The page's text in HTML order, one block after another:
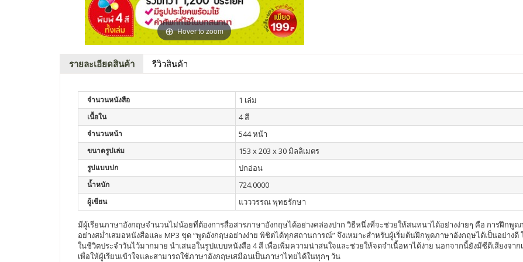
Hover to zoom
รายละเอียดสินค้า รีวิวสินค้า
จำนวนหนังสือ 1 เล่ม
เนื้อใน 4 สี
จำนวนหน้า 544 หน้า
ขนาดรูปเล่ม 153 x 203 x 30 มิลลิเมตร
รูปแบบปก ปกอ่อน
น้ำหนัก 724.0000
ผู้เขียน แวววรรณ พุทธรักษา
มีผู้เรียนภาษาอังกฤษจำนวนไม่น้อยที่ต้องการสื่อสารภาษาอังกฤษได้อย่างคล่องปาก วิธีหนึ่งที่จะช่วยให้สนทนาได้อย่างง่ายๆ คือ การฝึกพูด
อย่างสม่ำเสมอหนังสือและ MP3 ชุด “พูดอังกฤษอย่างง่าย พิชิตได้ทุกสถานการณ์” จึงเหมาะสำหรับผู้เริ่มต้นฝึกพูดภาษาอังกฤษได้เป็นอย่าง
ในชีวิตประจำวันไว้มากมาย นำเสนอในรูปแบบหนังสือ 4 สี เพื่อเพิ่มความน่าสนใจและช่วยให้จดจำเนื้อหาได้ง่าย นอกจากนี้ยังมีซีดีเสียงจา
เพื่อให้ผู้เรียนเข้าใจและสามารถใช้ภาษาอังกฤษเสมือนเป็นภาษาไทยได้ในทุกๆ วัน